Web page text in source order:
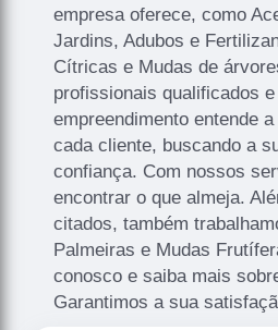
empresa oferece, como
Jardins, Adubos e
Cítricas e Mudas de
profissionais qualificados
empreendimento entende
cada cliente, buscando a
confiança. Com nossos
encontrar o que almeja.
citados, também
Palmeiras e Mudas
conosco e saiba mais
Garantimos a sua